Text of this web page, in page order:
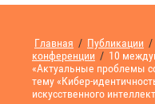
Главная / Публикации /
конференции / 10
«Актуальные проблемы
тему «Кибер-
искусственного